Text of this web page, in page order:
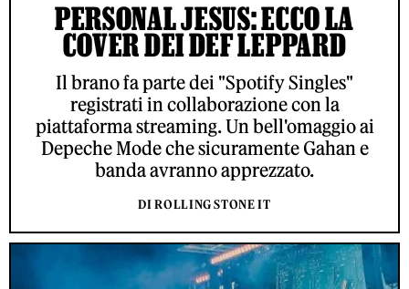
PERSONAL JESUS: ECCO LA
COVER DEI DEF LEPPARD
Il brano fa parte dei "Spotify Singles"
registrati in collaborazione con la
piattaforma streaming. Un bell'omaggio ai
Depeche Mode che sicuramente Gahan e
banda avranno apprezzato.
DI ROLLING STONE IT